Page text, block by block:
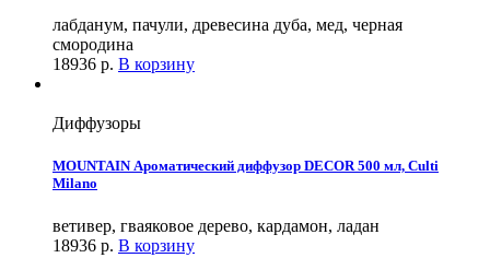
лабданум, пачули, древесина дуба, мед, черная
смородина
18936 р. В корзину
Диффузоры
MOUNTAIN Ароматический диффузор DECOR 500 мл, Culti
Milano
ветивер, гваяковое дерево, кардамон, ладан
18936 р. В корзину